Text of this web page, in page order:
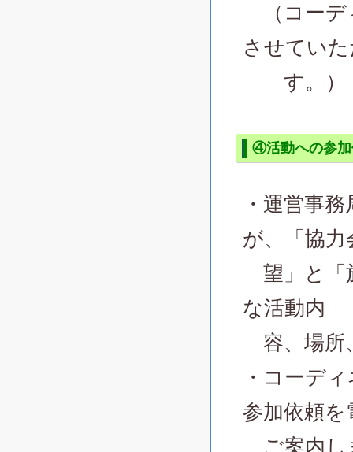
（コーデ
させてい
す。）
④活動への参
・運営事
が、「協力
望」と「
な活動内
容、場所
・コーデ
参加依頼を
ご案内し